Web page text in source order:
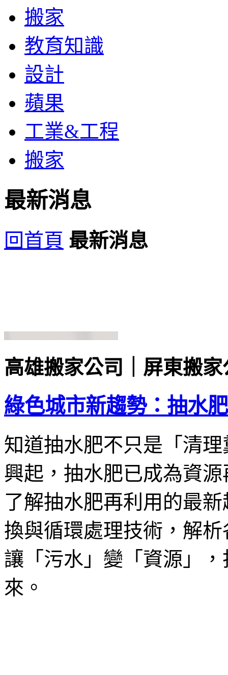
搬家
教育知識
設計
蘋果
工業&工程
搬家
最新消息
回首頁 最新消息
高雄搬家公司｜屏東搬家
綠色城市新趨勢：抽水
知道抽水肥不只是「清
興起，抽水肥已成為資
了解抽水肥再利用的最
換與循環處理技術，解
讓「污水」變「資源」
來。